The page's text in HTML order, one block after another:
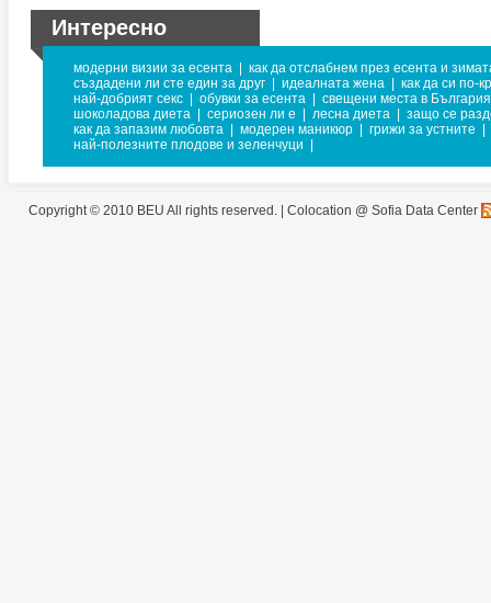
Интересно
модерни визии за есента
как да отслабнем през есента и
създадени ли сте един за друг
идеалната жена
как да си по-
най-добрият секс
обувки за есента
свещени места в България
шоколадова диета
сериозен ли е лесна диета
защо се
как да запазим любовта
модерен маникюр грижи за устните
най-полезните плодове и зеленчуци
Copyright © 2010 BEU All rights reserved. | Colocation @ Sofia Data Center